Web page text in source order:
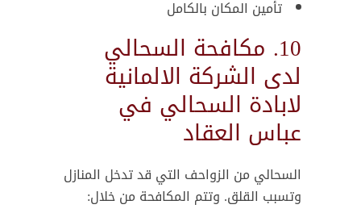
تأمين المكان بالكامل
10. مكافحة السحالي
لدى الشركة الالمانية
لابادة السحالي في
عباس العقاد
السحالي من الزواحف التي قد تدخل المنازل
وتسبب القلق. وتتم المكافحة من خلال: